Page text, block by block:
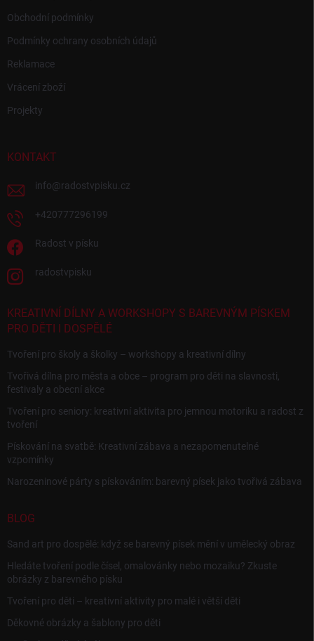
Obchodní podmínky
Podmínky ochrany osobních údajů
Reklamace
Vrácení zboží
Projekty
KONTAKT
info@radostvpisku.cz
+420777296199
Radost v písku
radostvpisku
KREATIVNÍ DÍLNY A WORKSHOPY S BAREVNÝM PÍSKEM
PRO DĚTI I DOSPĚLÉ
Tvoření pro školy a školky – workshopy a kreativní dílny
Tvořivá dílna pro města a obce – program pro děti na slavnosti,
festivaly a obecní akce
Tvoření pro seniory: kreativní aktivita pro jemnou motoriku a radost z
tvoření
Pískování na svatbě: Kreativní zábava a nezapomenutelné
vzpomínky
Narozeninové párty s pískováním: barevný písek jako tvořivá zábava
BLOG
Sand art pro dospělé: když se barevný písek mění v umělecký obraz
Hledáte tvoření podle čísel, omalovánky nebo mozaiku? Zkuste
obrázky z barevného písku
Tvoření pro děti – kreativní aktivity pro malé i větší děti
Děkovné obrázky a šablony pro děti